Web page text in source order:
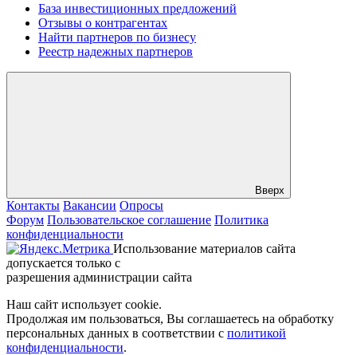
База инвестиционных предложений
Отзывы о контрагентах
Найти партнеров по бизнесу
Реестр надежных партнеров
Вверх
Контакты Вакансии Опросы
Форум Пользовательское соглашение Политика
конфиденциальности
Использование материалов сайта
допускается только с
разрешения администрации сайта
Наш сайт использует cookie.
Продолжая им пользоваться, Вы соглашаетесь на обработку
персональных данных в соответствии с политикой
конфиденциальности.